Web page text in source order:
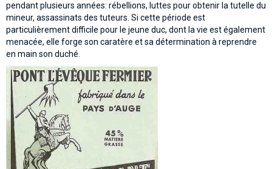
pendant plusieurs années: rébellions, luttes pour obtenir la tutelle du
mineur, assassinats des tuteurs. Si cette période est
particulièrement difficile pour le jeune duc, dont la vie est également
menacée, elle forge son caratère et sa détermination à reprendre
en main son duché.